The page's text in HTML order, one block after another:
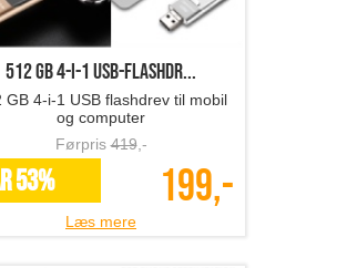
512 GB 4-i-1 USB-flashdr...
GB 4-i-1 USB flashdrev til mobil
og computer
Førpris419,-
53% 199,-
Læs mere